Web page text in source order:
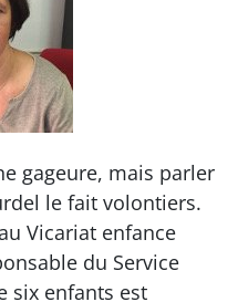
gageure, mais parler
le fait volontiers.
Vicariat enfance
du Service
six enfants est